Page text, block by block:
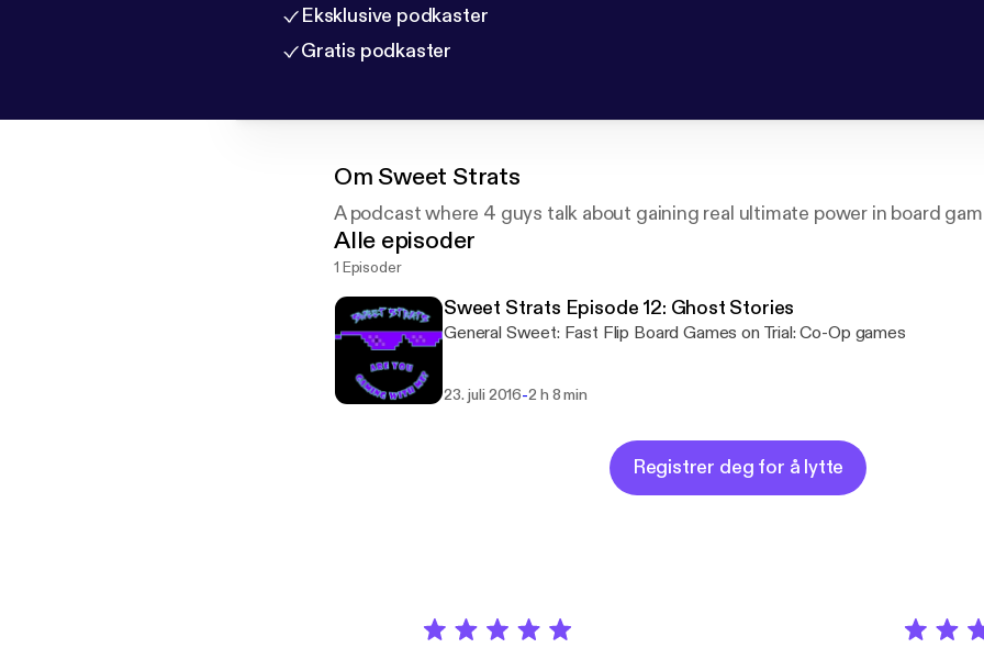
Eksklusive podkaster
Gratis podkaster
Om Sweet Strats
A podcast where 4 guys talk about gaining real ultimate power in board
Alle episoder
1 Episoder
Sweet Strats Episode 12: Ghost Stories
General Sweet: Fast Flip Board Games on Trial: Co-Op games
23. juli 2016-2 h 8 min
Registrer deg for å lytte